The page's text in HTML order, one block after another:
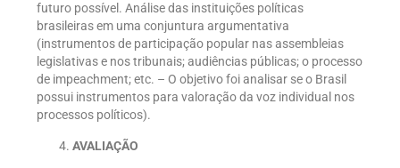
futuro possível. Análise das instituições políticas
brasileiras em uma conjuntura argumentativa
(instrumentos de participação popular nas assembleias
legislativas e nos tribunais; audiências públicas; o processo
de impeachment; etc. – O objetivo foi analisar se o Brasil
possui instrumentos para valoração da voz individual nos
processos políticos).
AVALIAÇÃO